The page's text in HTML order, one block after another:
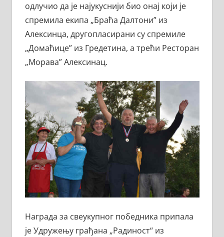
одлучио да је најукуснији био онај који је
спремила екипа „Браћа Далтони” из
Алексинца, другопласирани су спремиле
„Домаћице” из Гредетина, а трећи Ресторан
„Морава” Алексинац.
Награда за свеукупног победника припала
је Удружењу грађана „Радиност“ из